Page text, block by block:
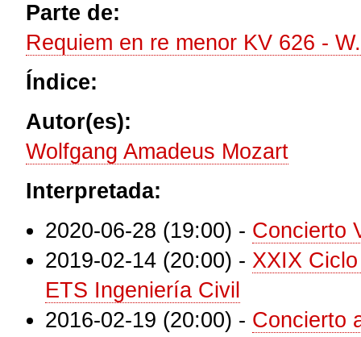
Parte de:
Requiem en re menor KV 626 -
Índice:
Autor(es):
Wolfgang Amadeus Mozart
Interpretada:
2020-06-28 (19:00) - Concierto
2019-02-14 (20:00) - XXIX
ETS Ingeniería Civil
2016-02-19 (20:00) - Concierto